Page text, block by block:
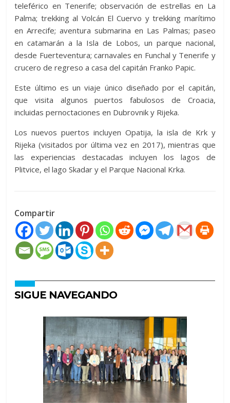
teleférico en Tenerife; observación de estrellas en La
Palma; trekking al Volcán El Cuervo y trekking marítimo
en Arrecife; aventura submarina en Las Palmas; paseo
en catamarán a la Isla de Lobos, un parque nacional,
desde Fuerteventura; carnavales en Funchal y Tenerife y
crucero de regreso a casa del capitán Franko Papic.
Este último es un viaje único diseñado por el capitán,
que visita algunos puertos fabulosos de Croacia,
incluidas pernoctaciones en Dubrovnik y Rijeka.
Los nuevos puertos incluyen Opatija, la isla de Krk y
Rijeka (visitados por última vez en 2017), mientras que
las experiencias destacadas incluyen los lagos de
Plitvice, el lago Skadar y el Parque Nacional Krka.
Compartir
SIGUE NAVEGANDO